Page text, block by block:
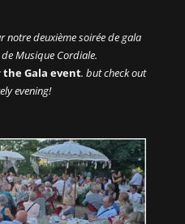
notre deuxième soirée de gala
Musique Cordiale.
the Gala event. but check out
evening!